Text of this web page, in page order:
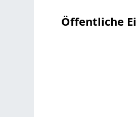
Öffentliche